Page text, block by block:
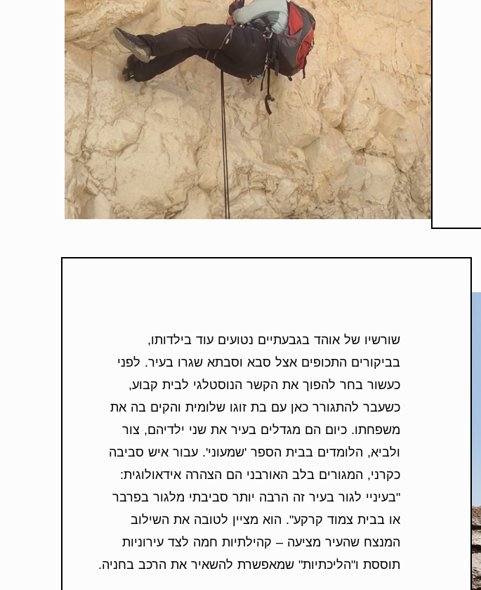
שורשיו של אוהד בגבעתיים נטועים עוד בילדותו,
בביקורים התכופים אצל סבא וסבתא שגרו בעיר. לפני
כעשור בחר להפוך את הקשר הנוסטלגי לבית קבוע,
כשעבר להתגורר כאן עם בת זוגו שלומית והקים בה את
משפחתו. כיום הם מגדלים בעיר את שני ילדיהם, צור
ולביא, הלומדים בבית הספר 'שמעוני'. עבור איש סביבה
כקרני, המגורים בלב האורבני הם הצהרה אידאולוגית:
"בעיניי לגור בעיר זה הרבה יותר סביבתי מלגור בפרבר
או בבית צמוד קרקע". הוא מציין לטובה את השילוב
המנצח שהעיר מציעה – קהילתיות חמה לצד עירוניות
תוססת ו"הליכתיות" שמאפשרת להשאיר את הרכב בחניה.